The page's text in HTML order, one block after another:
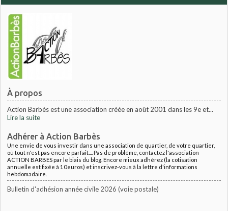
À propos
Action Barbès est une association créée en août 2001 dans les 9e et...
Lire la suite
Adhérer à Action Barbès
Une envie de vous investir dans une association de quartier, de votre quartier,
où tout n'est pas encore parfait.... Pas de problème, contactez l'association
ACTION BARBES par le biais du blog. Encore mieux adhérez (la cotisation
annuelle est fixée à 10euros) et inscrivez-vous à la lettre d'informations
hebdomadaire.
Bulletin d'adhésion année civile 2026 (voie postale)